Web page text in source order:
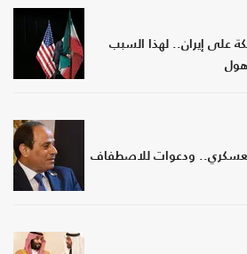
على إيران.. لهذا السبب
العسكري.. ودعوات للاصطفاف